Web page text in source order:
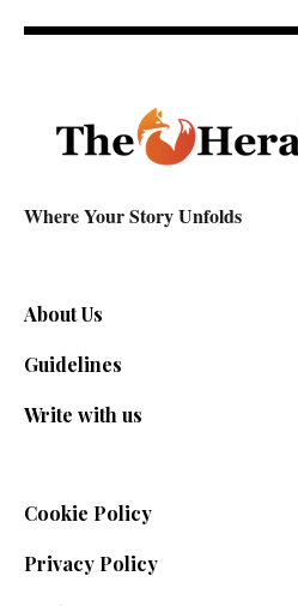
Where Your Story Unfolds
About Us
Guidelines
Write with us
Cookie Policy
Privacy Policy